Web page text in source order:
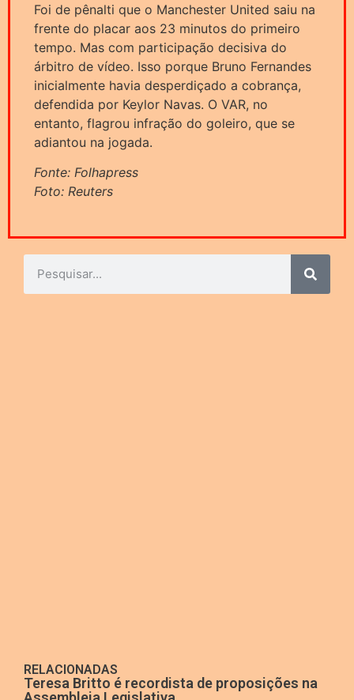
Foi de pênalti que o Manchester United saiu na
frente do placar aos 23 minutos do primeiro
tempo. Mas com participação decisiva do
árbitro de vídeo. Isso porque Bruno Fernandes
inicialmente havia desperdiçado a cobrança,
defendida por Keylor Navas. O VAR, no
entanto, flagrou infração do goleiro, que se
adiantou na jogada.
Fonte: Folhapress
Foto: Reuters
RELACIONADAS
Teresa Britto é recordista de proposições na